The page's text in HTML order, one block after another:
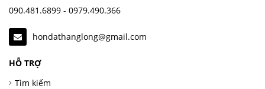
090.481.6899 - 0979.490.366
hondathanglong@gmail.com
HỖ TRỢ
Tìm kiếm